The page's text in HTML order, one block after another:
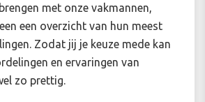
met onze vakmannen,
een overzicht van hun meest
Zodat jij je keuze mede kan
en ervaringen van
zo prettig.